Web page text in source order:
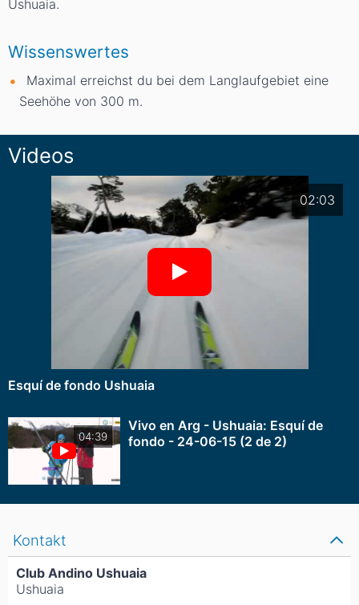
Ushuaia.
Wissenswertes
Maximal erreichst du bei dem Langlaufgebiet eine
Seehöhe von 300 m.
Videos
02:03
Esquí de fondo Ushuaia
04:39
Vivo en Arg - Ushuaia: Esquí de
fondo - 24-06-15 (2 de 2)
Kontakt
Club Andino Ushuaia
Ushuaia